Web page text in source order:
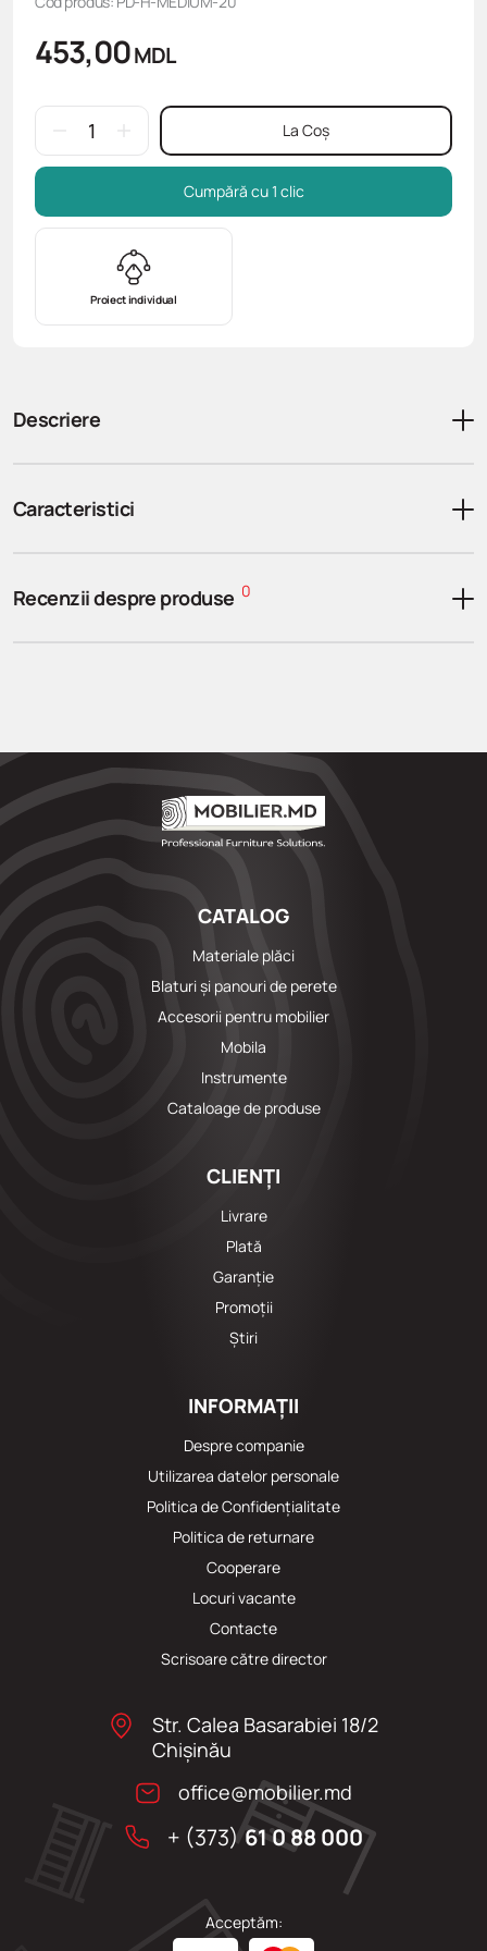
Proiect individual
453,00MDL
La Coș
Cumpără cu 1 clic
Descriere
Caracteristici
Recenzii despre produse 0
CATALOG
Materiale plăci
Blaturi și panouri de perete
Accesorii pentru mobilier
Mobila
Instrumente
Cataloage de produse
CLIENȚI
Livrare
Plată
Garanție
Promoții
Știri
INFORMAȚII
Despre companie
Utilizarea datelor personale
Politica de Confidențialitate
Politica de returnare
Cooperare
Locuri vacante
Сontacte
Scrisoare către director
Str. Calea Basarabiei 18/2
Chişinău
office@mobilier.md
+ (373)61 0 88 000
Acceptăm: